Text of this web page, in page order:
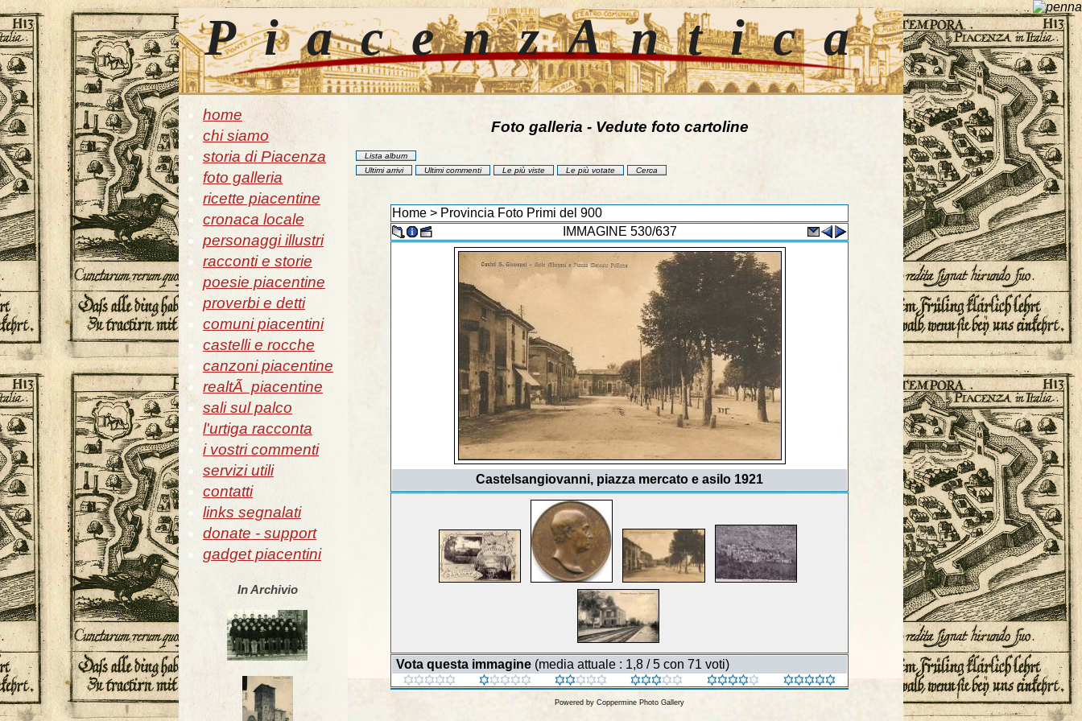
PiacenzAntica
home
chi siamo
storia di Piacenza
foto galleria
ricette piacentine
cronaca locale
personaggi illustri
racconti e storie
poesie piacentine
proverbi e detti
comuni piacentini
castelli e rocche
canzoni piacentine
realtÃ piacentine
sali sul palco
l'urtiga racconta
i vostri commenti
servizi utili
contatti
links segnalati
donate - support
gadget piacentini
In Archivio
Foto galleria - Vedute foto cartoline
Lista album
Ultimi arrivi
Ultimi commenti Le più viste Le più votate Cerca
Home > Provincia Foto Primi del 900
IMMAGINE 530/637
Castelsangiovanni, piazza mercato e asilo 1921
Vota questa immagine (media attuale : 1,8 / 5 con 71 voti)
Powered by Coppermine Photo Gallery